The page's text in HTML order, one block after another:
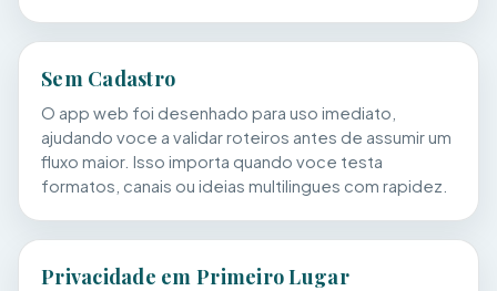
Sem Cadastro
O app web foi desenhado para uso imediato,
ajudando voce a validar roteiros antes de assumir um
fluxo maior. Isso importa quando voce testa
formatos, canais ou ideias multilingues com rapidez.
Privacidade em Primeiro Lugar